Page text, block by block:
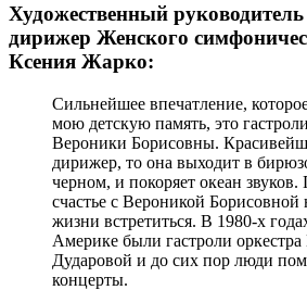
Художественный
дирижер Женского
Ксения Жарко:
Сильнейшее впечатление,
мою детскую память, это
Вероники Борисовны.
дирижер, то она выходит в
черном, и покоряет океан
счастье с Вероникой Борисовной
жизни встретиться. В 1980-х
Америке были гастроли
Дударовой и до сих пор люди
концерты.